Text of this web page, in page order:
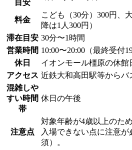
目安
料金
こども（30分）300円、
降は1人300円）
滞在目安 30分〜1時間
営業時間 10:00〜20:00（最終受付
休日
イオンモール橿原の休館
アクセス 近鉄大和高田駅等からバ
混雑しや
すい時間
帯
休日の午後
注意点
対象年齢が4歳以上のた
入場できない点に注意
須）。